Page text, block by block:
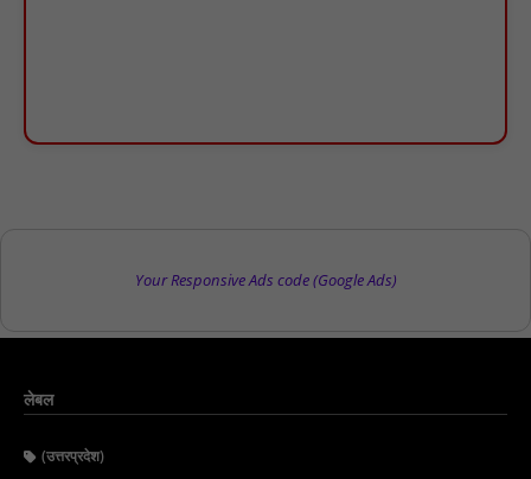
Your Responsive Ads code (Google Ads)
लेबल
(उत्तरप्रदेश)